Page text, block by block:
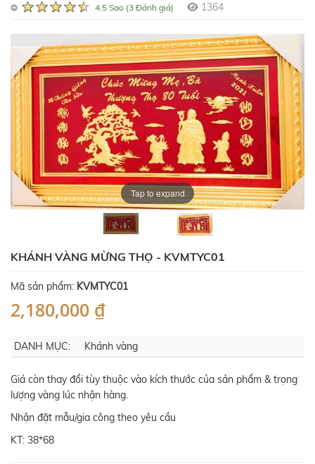
4,5 Sao (3 Đánh giá) 1364
Tap to expand
KHÁNH VÀNG MỪNG THỌ - KVMTYC01
Mã sản phẩm: KVMTYC01
2,180,000 ₫
DANH MỤC: Khánh vàng
Giá còn thay đổi tùy thuộc vào kích thước của sản phẩm & trọng
lượng vàng lúc nhận hàng.
Nhận đặt mẫu/gia công theo yêu cầu
KT: 38*68